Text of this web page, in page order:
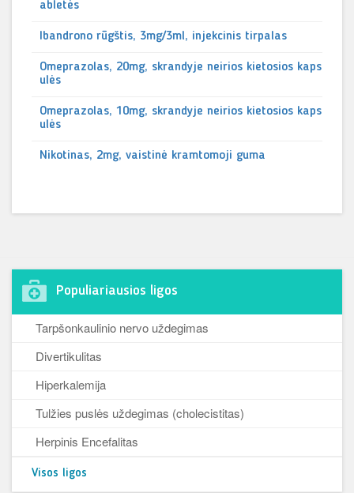
abletės
Ibandrono rūgštis, 3mg/3ml, injekcinis tirpalas
Omeprazolas, 20mg, skrandyje neirios kietosios kaps
ulės
Omeprazolas, 10mg, skrandyje neirios kietosios kaps
ulės
Nikotinas, 2mg, vaistinė kramtomoji guma
Populiariausios ligos
Tarpšonkaulinio nervo uždegimas
Divertikulitas
Hiperkalemija
Tulžies puslės uždegimas (cholecistitas)
Herpinis Encefalitas
Visos ligos